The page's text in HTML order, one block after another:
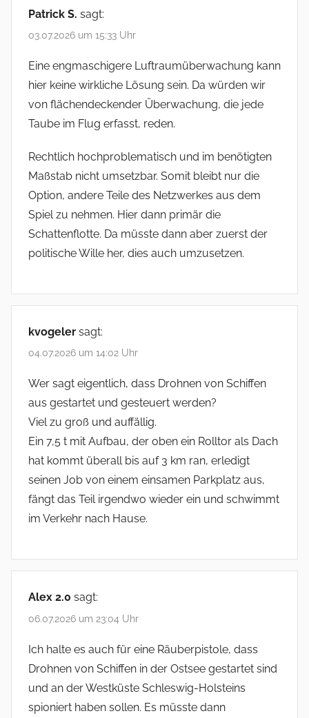
Patrick S. sagt:
03.07.2026 um 15:33 Uhr
Eine engmaschigere Luftraumüberwachung kann
hier keine wirkliche Lösung sein. Da würden wir
von flächendeckender Überwachung, die jede
Taube im Flug erfasst, reden.
Rechtlich hochproblematisch und im benötigten
Maßstab nicht umsetzbar. Somit bleibt nur die
Option, andere Teile des Netzwerkes aus dem
Spiel zu nehmen. Hier dann primär die
Schattenflotte. Da müsste dann aber zuerst der
politische Wille her, dies auch umzusetzen.
kvogeler sagt:
04.07.2026 um 14:02 Uhr
Wer sagt eigentlich, dass Drohnen von Schiffen
aus gestartet und gesteuert werden?
Viel zu groß und auffällig.
Ein 7,5 t mit Aufbau, der oben ein Rolltor als Dach
hat kommt überall bis auf 3 km ran, erledigt
seinen Job von einem einsamen Parkplatz aus,
fängt das Teil irgendwo wieder ein und schwimmt
im Verkehr nach Hause.
Alex 2.0 sagt:
06.07.2026 um 23:04 Uhr
Ich halte es auch für eine Räuberpistole, dass
Drohnen von Schiffen in der Ostsee gestartet sind
und an der Westküste Schleswig-Holsteins
spioniert haben sollen. Es müsste dann